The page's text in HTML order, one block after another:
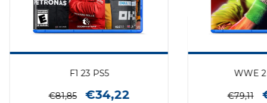
F1 23 PS5
€81,85 €34,22
WWE
€79,11